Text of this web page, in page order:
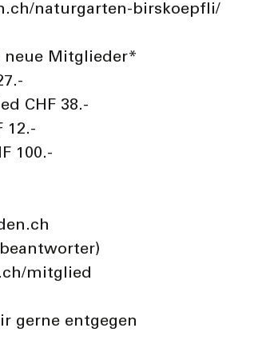
naturgarten-birskoepfli/
neue Mitglieder*
CHF 38.-
12.-
100.-
mitglied
gerne entgegen